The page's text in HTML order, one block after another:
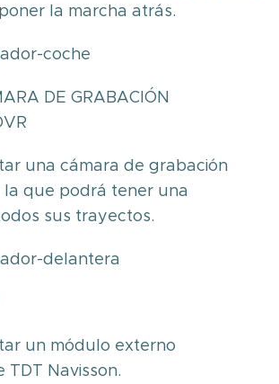
la marcha atrás.
coche
DE GRABACIÓN
una cámara de grabación
que podrá tener una
sus trayectos.
delantera
un módulo externo
TDT Navisson.